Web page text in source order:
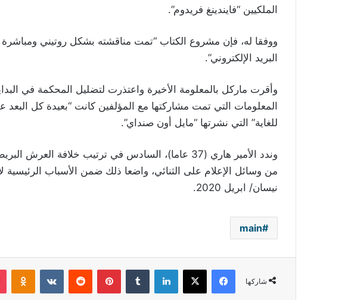
الملكيين “فايندينغ فريدوم”.
ووفقا له، فإن مشروع الكتاب “تمت مناقشته بشكل روتيني
البريد الإلكتروني”.
وأقرت ماركل بالمعلومة الأخيرة واعتذرت لتضليل المحكمة في
المعلومات التي تمت مشاركتها مع المؤلفين كانت “بعيدة كل
للغاية” التي نشرتها “مايل أون صنداي”.
وندد الأمير هاري (37 عاما)، السادس في ترتيب خلافة
من وسائل الإعلام على الثنائي، واضعا ذلك ضمن الأسباب الرئيسية
نيسان/ ابريل 2020.
main
شاركها
فيسبوك ‫X لينكدإن بينتيريست